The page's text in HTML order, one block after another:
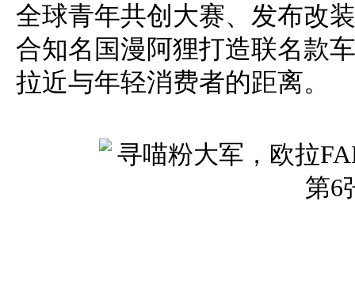
全球青年共创大赛、发布改
合知名国漫阿狸打造联名款
拉近与年轻消费者的距离。